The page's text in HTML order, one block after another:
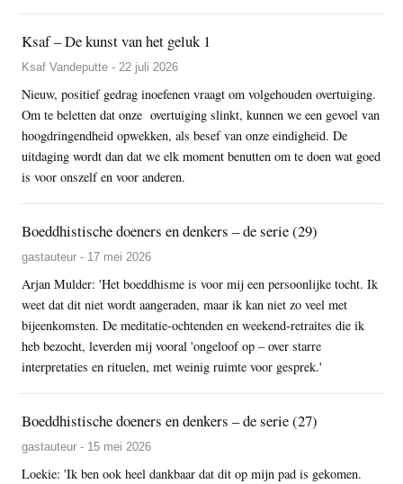
Ksaf – De kunst van het geluk 1
Ksaf Vandeputte - 22 juli 2026
Nieuw, positief gedrag inoefenen vraagt om volgehouden overtuiging.
Om te beletten dat onze overtuiging slinkt, kunnen we een gevoel van
hoogdringendheid opwekken, als besef van onze eindigheid. De
uitdaging wordt dan dat we elk moment benutten om te doen wat goed
is voor onszelf en voor anderen.
Boeddhistische doeners en denkers – de serie (29)
gastauteur - 17 mei 2026
Arjan Mulder: 'Het boeddhisme is voor mij een persoonlijke tocht. Ik
weet dat dit niet wordt aangeraden, maar ik kan niet zo veel met
bijeenkomsten. De meditatie-ochtenden en weekend-retraites die ik
heb bezocht, leverden mij vooral 'ongeloof op – over starre
interpretaties en rituelen, met weinig ruimte voor gesprek.'
Boeddhistische doeners en denkers – de serie (27)
gastauteur - 15 mei 2026
Loekie: 'Ik ben ook heel dankbaar dat dit op mijn pad is gekomen.